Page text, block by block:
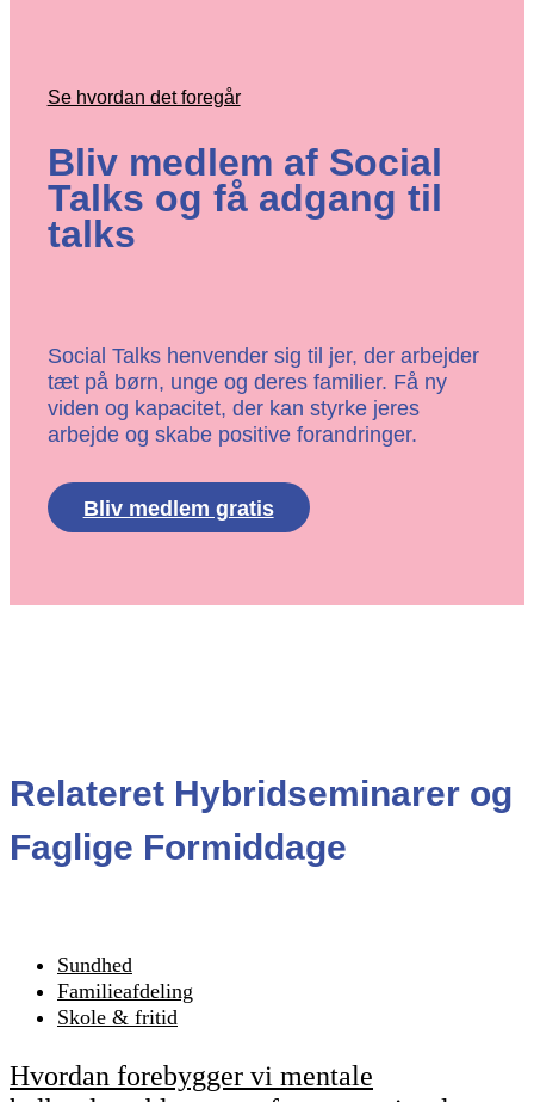
Se hvordan det foregår
Bliv medlem af Social
Talks og få adgang til
talks
Social Talks henvender sig til jer, der arbejder
tæt på børn, unge og deres familier. Få ny
viden og kapacitet, der kan styrke jeres
arbejde og skabe positive forandringer.
Bliv medlem gratis
Relateret Hybridseminarer og
Faglige Formiddage
Sundhed
Familieafdeling
Skole & fritid
Hvordan forebygger vi mentale